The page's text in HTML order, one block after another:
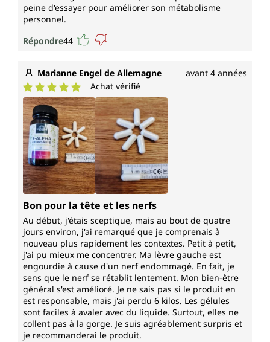
peine d'essayer pour améliorer son métabolisme
personnel.
Répondre44
Marianne Engel de Allemagne avant 4 années
Note moyenne de 5 sur 5 étoiles
Achat vérifié
Bon pour la tête et les nerfs
Au début, j'étais sceptique, mais au bout de quatre
jours environ, j'ai remarqué que je comprenais à
nouveau plus rapidement les contextes. Petit à petit,
j'ai pu mieux me concentrer. Ma lèvre gauche est
engourdie à cause d'un nerf endommagé. En fait, je
sens que le nerf se rétablit lentement. Mon bien-être
général s'est amélioré. Je ne sais pas si le produit en
est responsable, mais j'ai perdu 6 kilos. Les gélules
sont faciles à avaler avec du liquide. Surtout, elles ne
collent pas à la gorge. Je suis agréablement surpris et
je recommanderai le produit.